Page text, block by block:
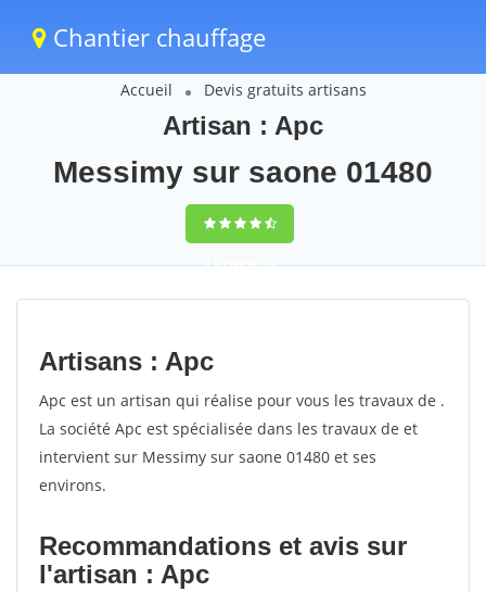
Chantier chauffage
Accueil Devis gratuits artisans
Artisan : Apc
Messimy sur saone 01480
9,5(100%)73
votes
Artisans : Apc
Apc est un artisan qui réalise pour vous les travaux de .
La société Apc est spécialisée dans les travaux de et
intervient sur Messimy sur saone 01480 et ses
environs.
Recommandations et avis sur
l'artisan : Apc